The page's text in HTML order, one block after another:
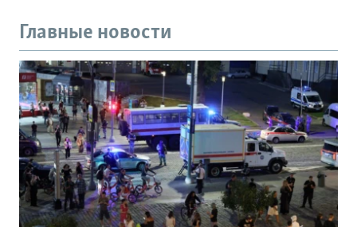
Главные новости